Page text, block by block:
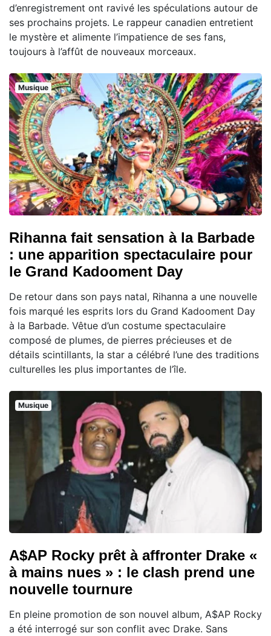
d’enregistrement ont ravivé les spéculations autour de
ses prochains projets. Le rappeur canadien entretient
le mystère et alimente l’impatience de ses fans,
toujours à l’affût de nouveaux morceaux.
Musique
Rihanna fait sensation à la Barbade
: une apparition spectaculaire pour
le Grand Kadooment Day
De retour dans son pays natal, Rihanna a une nouvelle
fois marqué les esprits lors du Grand Kadooment Day
à la Barbade. Vêtue d’un costume spectaculaire
composé de plumes, de pierres précieuses et de
détails scintillants, la star a célébré l’une des traditions
culturelles les plus importantes de l’île.
Musique
A$AP Rocky prêt à affronter Drake «
à mains nues » : le clash prend une
nouvelle tournure
En pleine promotion de son nouvel album, A$AP Rocky
a été interrogé sur son conflit avec Drake. Sans